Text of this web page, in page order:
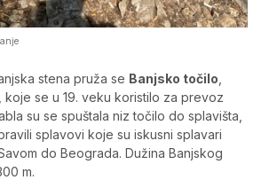
stena pruža se Banjsko točilo
koje se u 19. veku koristilo za prevoz
su se spuštala niz točilo do splavišta,
splavovi koje su iskusni splavari
do Beograda. Dužina Banjskog
m.